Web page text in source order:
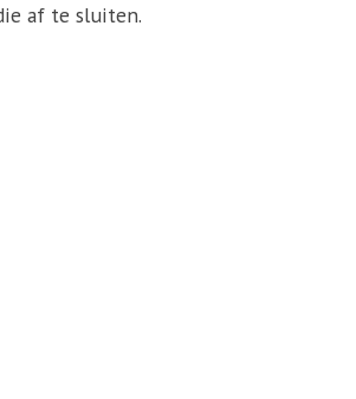
af te sluiten.